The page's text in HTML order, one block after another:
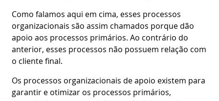
Como falamos aqui em cima, esses processos
organizacionais são assim chamados porque dão
apoio aos processos primários. Ao contrário do
anterior, esses processos não possuem relação com
o cliente final.
Os processos organizacionais de apoio existem para
garantir e otimizar os processos primários,